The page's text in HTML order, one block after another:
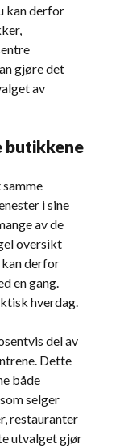
kan derfor
gjøre det
av
butikkene
i sine
av de
oversikt
derfor
en gang.
hverdag.
del av
Dette
både
selger
restauranter
utvalget gjør